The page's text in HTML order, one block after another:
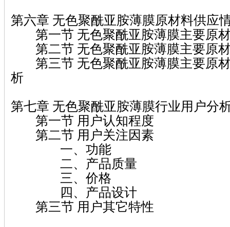
第六章 无色聚酰亚胺薄膜原材料供应
第一节 无色聚酰亚胺薄膜主要原
第二节 无色聚酰亚胺薄膜主要原
第三节 无色聚酰亚胺薄膜主要原
析
第七章 无色聚酰亚胺薄膜行业用户分
第一节 用户认知程度
第二节 用户关注因素
一、功能
二、产品质量
三、价格
四、产品设计
第三节 用户其它特性